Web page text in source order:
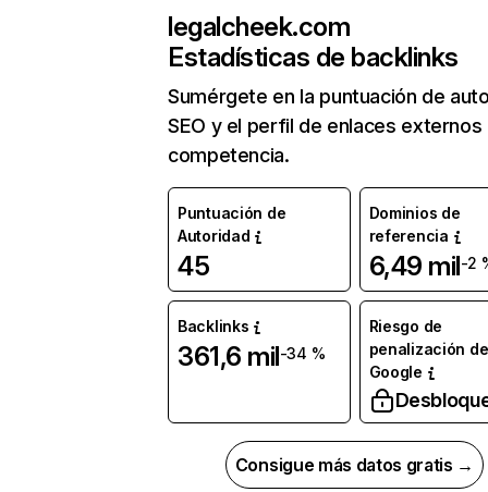
legalcheek.com
Estadísticas de backlinks
Sumérgete en la puntuación de
SEO y el perfil de enlaces externos
competencia.
Puntuación de
Autoridad
45
Dominios de
referencia
6,49 mil-2
Backlinks
361,6 mil-34 %
Riesgo de
penalización de
Google
Consigue más datos gratis →